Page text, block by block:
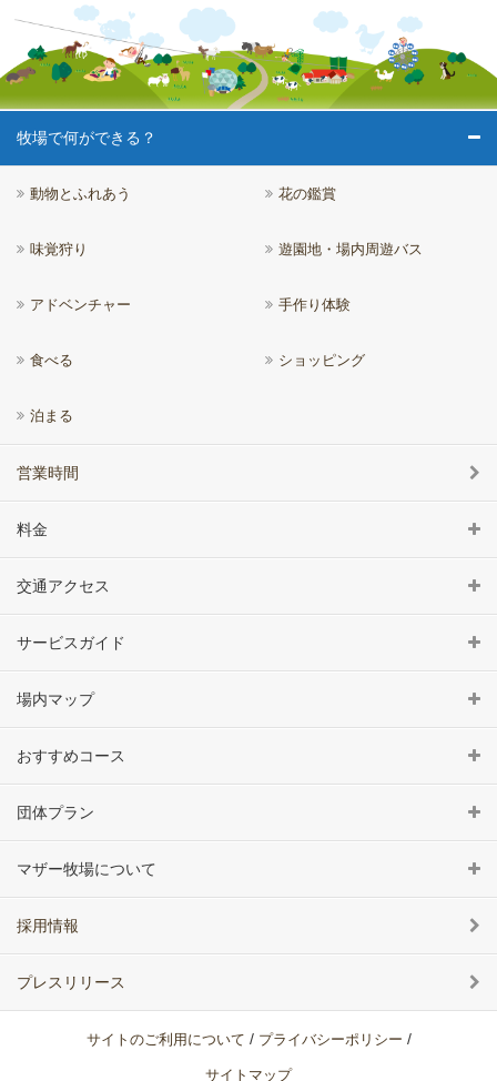
牧場で何ができる？
動物とふれあう 花の鑑賞
味覚狩り 遊園地・場内周遊バス
アドベンチャー 手作り体験
食べる ショッピング
泊まる
営業時間
料金
交通アクセス
サービスガイド
場内マップ
おすすめコース
団体プラン
マザー牧場について
採用情報
プレスリリース
サイトのご利用について / プライバシーポリシー /
サイトマップ